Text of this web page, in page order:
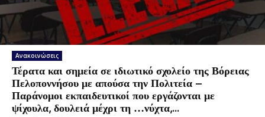
Ανακοινώσεις
Τέρατα και σημεία σε ιδιωτικό σχολείο της Βόρειας
Πελοποννήσου με απούσα την Πολιτεία –
Παράνομοι εκπαιδευτικοί που εργάζονται με
ψίχουλα, δουλειά μέχρι τη …νύχτα,...